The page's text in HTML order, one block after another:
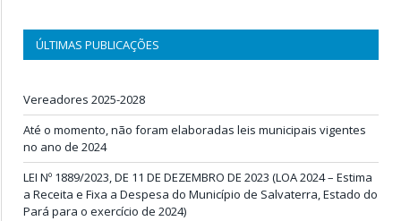
ÚLTIMAS PUBLICAÇÕES
Vereadores 2025-2028
Até o momento, não foram elaboradas leis municipais vigentes
no ano de 2024
LEI Nº 1889/2023, DE 11 DE DEZEMBRO DE 2023 (LOA 2024 – Estima
a Receita e Fixa a Despesa do Município de Salvaterra, Estado do
Pará para o exercício de 2024)